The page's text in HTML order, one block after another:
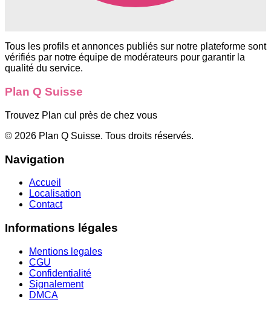
Tous les profils et annonces publiés sur notre plateforme sont
vérifiés par notre équipe de modérateurs pour garantir la
qualité du service.
Plan Q Suisse
Trouvez Plan cul près de chez vous
© 2026 Plan Q Suisse. Tous droits réservés.
Navigation
Accueil
Localisation
Contact
Informations légales
Mentions legales
CGU
Confidentialité
Signalement
DMCA